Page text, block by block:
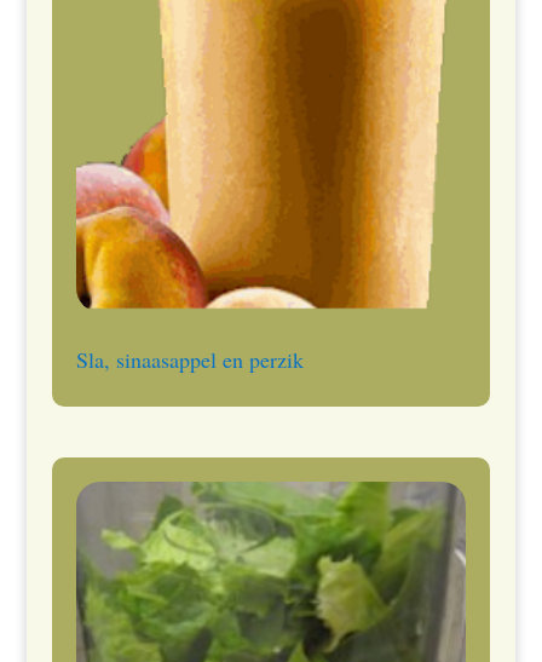
Sla, sinaasappel en perzik